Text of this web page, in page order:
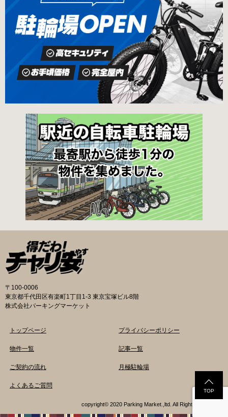
国ヶ丘自転車保管返還所 最寄駅 南海高野線百舌
鳥八幡駅東出口 徒歩5分 返還の際に必要な書
類 返還料 1,500円 自転車の鍵 身分証明証 印鑑
堺市HPはこちら 吹田市で撤去された場合 片山
保管所 住所 吹田市片山町1丁目22番 電話 06-
6872-6136 最寄駅 JR線吹田駅北口 徒歩5分 返
還の際に必要な書類 返還料 3,000円 自転車の鍵
身分証明証
不要です。 定期利用料金 西三荘駅駐輪センター
屋根あり 一般：2,100円／月 屋根あり 障害者：
1,000円／月 土居駅東自転車駐車場 屋根あり 一
般：2,000円／月 屋根あり 学生：1,800円／月
屋根あり 障害者：1,000円／月 各駐輪場で定期
利用料金が異なります。詳細は各駐輪場または
管理会社にお問い合わせください。 一時利用料
金 1日1回につき150円で利用することができま
す。 守口市HPはこちら 堺市の自転車駐輪場 利
用方法 利用登録申請書の提出 申請手続きは各自
転車駐輪場の管理事務所で行ってください。 利
用料金 登録手数料 不要です。 定期利用料金 立
体：地階・1階・2階 一般：2,090円／月 学生：
1,670円／月 減免：1,040円／月 立体：上記以
外 一般：1,570円／月 学生：1,250円／月 減
免：780円／月 平面：屋根あり 一般：1,880円
／月 学生：1,470円／月 減免：940円／月 平
面：屋根なし 一般：1,570円／月 学生：1,250
円／月 減免：780円／月 一時利用料金 1日110
円で利用することができます。 堺市HPはこちら
吹田市の自転車駐輪場 利用方法 利用登録申請書
の提出
〒100-0006
東京都千代田区有楽町1丁目1-3 東京宝塚ビル8階
株式会社パーキングマーケット
トップページ
物件一覧
ご契約の流れ
よくあるご質問
プライバシーポリシー
記事一覧
月極駐輪場
copyright© 2020 Parking Market.,ltd. All Rights Reserved.
TOP